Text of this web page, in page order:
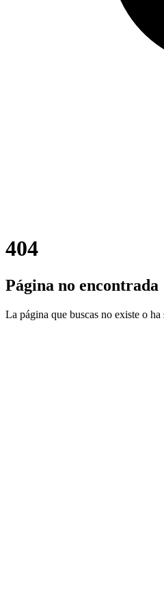
404
Página no encontrada
La página que buscas no existe o